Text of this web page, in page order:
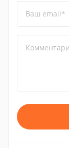
Ваш email*